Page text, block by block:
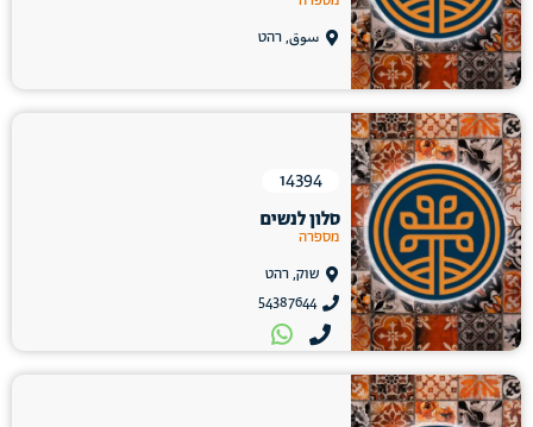
سوق, רהט
14394
סלון לנשים
מספרה
שוק, רהט
54387644